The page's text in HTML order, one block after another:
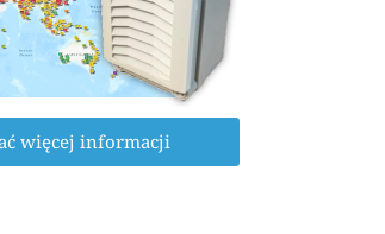
więcej informacji